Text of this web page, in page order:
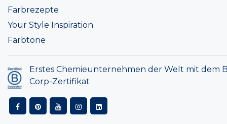
Farbrezepte
Your Style Inspiration
Farbtöne
Erstes Chemieunternehmen der Welt mit dem
Corp-Zertifikat